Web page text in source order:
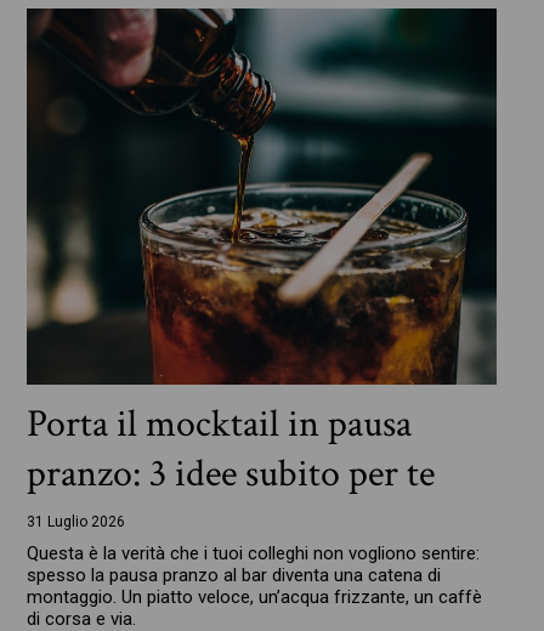
Porta il mocktail in pausa
pranzo: 3 idee subito per te
31 Luglio 2026
Questa è la verità che i tuoi colleghi non vogliono sentire:
spesso la pausa pranzo al bar diventa una catena di
montaggio. Un piatto veloce, un’acqua frizzante, un caffè
di corsa e via.